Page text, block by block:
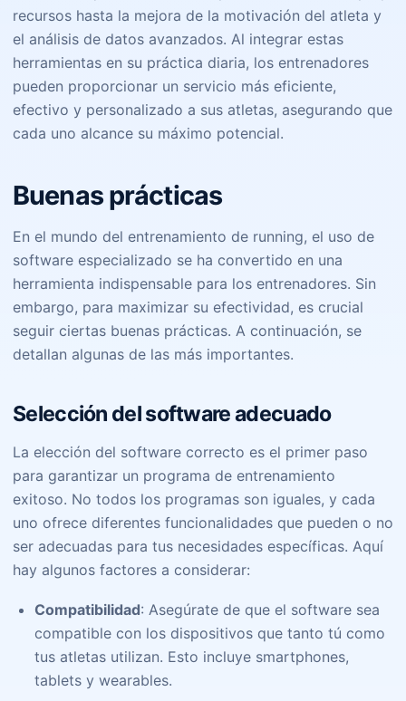
recursos hasta la mejora de la motivación del atleta y
el análisis de datos avanzados. Al integrar estas
herramientas en su práctica diaria, los entrenadores
pueden proporcionar un servicio más eficiente,
efectivo y personalizado a sus atletas, asegurando que
cada uno alcance su máximo potencial.
Buenas prácticas
En el mundo del entrenamiento de running, el uso de
software especializado se ha convertido en una
herramienta indispensable para los entrenadores. Sin
embargo, para maximizar su efectividad, es crucial
seguir ciertas buenas prácticas. A continuación, se
detallan algunas de las más importantes.
Selección del software adecuado
La elección del software correcto es el primer paso
para garantizar un programa de entrenamiento
exitoso. No todos los programas son iguales, y cada
uno ofrece diferentes funcionalidades que pueden o no
ser adecuadas para tus necesidades específicas. Aquí
hay algunos factores a considerar:
Compatibilidad: Asegúrate de que el software sea
compatible con los dispositivos que tanto tú como
tus atletas utilizan. Esto incluye smartphones,
tablets y wearables.